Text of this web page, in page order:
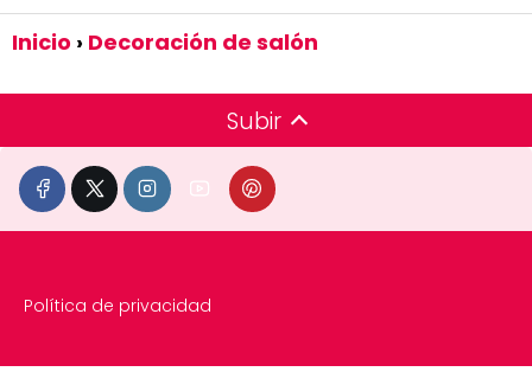
Inicio Decoración de salón
Subir
Política de privacidad